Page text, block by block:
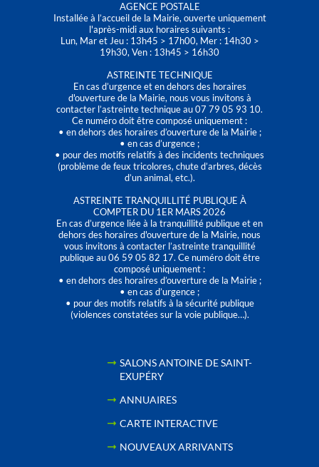
AGENCE POSTALE
Installée à l’accueil de la Mairie, ouverte uniquement
l'après-midi aux horaires suivants :
Lun, Mar et Jeu : 13h45 > 17h00, Mer : 14h30 >
19h30, Ven : 13h45 > 16h30
ASTREINTE TECHNIQUE
En cas d’urgence et en dehors des horaires
d'ouverture de la Mairie, nous vous invitons à
contacter l’astreinte technique au 07 79 05 93 10.
Ce numéro doit être composé uniquement :
• en dehors des horaires d’ouverture de la Mairie ;
• en cas d’urgence ;
• pour des motifs relatifs à des incidents techniques
(problème de feux tricolores, chute d’arbres, décès
d’un animal, etc.).
ASTREINTE TRANQUILLITÉ PUBLIQUE À
COMPTER DU 1ER MARS 2026
En cas d’urgence liée à la tranquillité publique et en
dehors des horaires d'ouverture de la Mairie, nous
vous invitons à contacter l’astreinte tranquillité
publique au 06 59 05 82 17. Ce numéro doit être
composé uniquement :
• en dehors des horaires d’ouverture de la Mairie ;
• en cas d’urgence ;
• pour des motifs relatifs à la sécurité publique
(violences constatées sur la voie publique…).
SALONS ANTOINE DE SAINT-
EXUPÉRY
ANNUAIRES
CARTE INTERACTIVE
NOUVEAUX ARRIVANTS